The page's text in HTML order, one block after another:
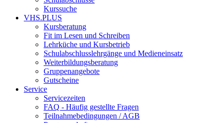
Kurssuche
VHS.PLUS
Kursberatung
Fit im Lesen und Schreiben
Lehrküche und Kursbetrieb
Schulabschlusslehrgänge und Medieneinsatz
Weiterbildungsberatung
Gruppenangebote
Gutscheine
Service
Servicezeiten
FAQ - Häufig gestellte Fragen
Teilnahmebedingungen / AGB